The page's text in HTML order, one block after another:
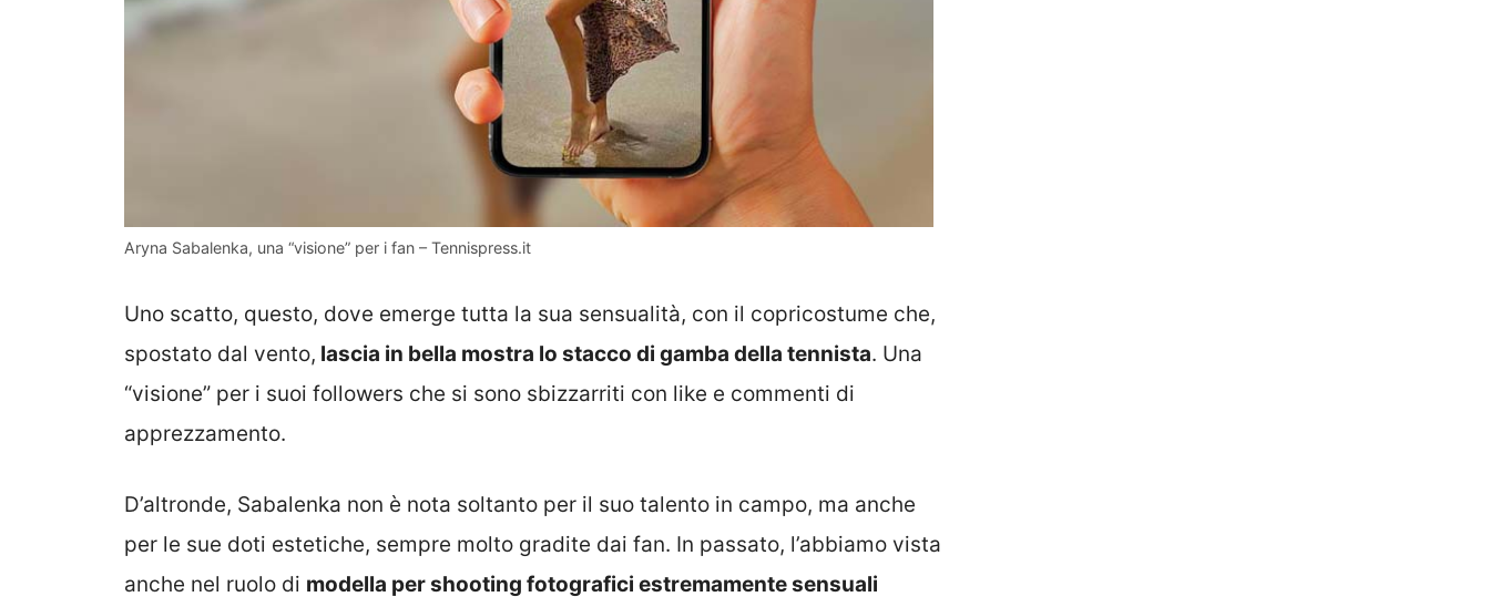
Aryna Sabalenka, una “visione” per i fan – Tennispress.it
Uno scatto, questo, dove emerge tutta la sua sensualità, con il copricostume che,
spostato dal vento, lascia in bella mostra lo stacco di gamba della tennista. Una
“visione” per i suoi followers che si sono sbizzarriti con like e commenti di
apprezzamento.
D’altronde, Sabalenka non è nota soltanto per il suo talento in campo, ma anche
per le sue doti estetiche, sempre molto gradite dai fan. In passato, l’abbiamo vista
anche nel ruolo di modella per shooting fotografici estremamente sensuali